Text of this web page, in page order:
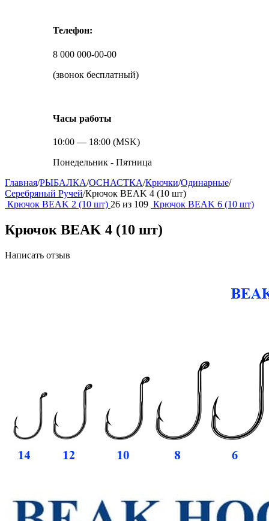
Телефон:
8 000 000-00-00
(звонок бесплатный)
Часы работы
10:00 — 18:00 (MSK)
Понедельник - Пятница
Главная/РЫБАЛКА/ОСНАСТКА/Крючки/Одинарные/
Серебряный Ручей/Крючок BEAK 4 (10 шт)
Крючок BEAK 2 (10 шт) 26 из 109 Крючок BEAK 6 (10 шт)
Крючок BEAK 4 (10 шт)
Написать отзыв